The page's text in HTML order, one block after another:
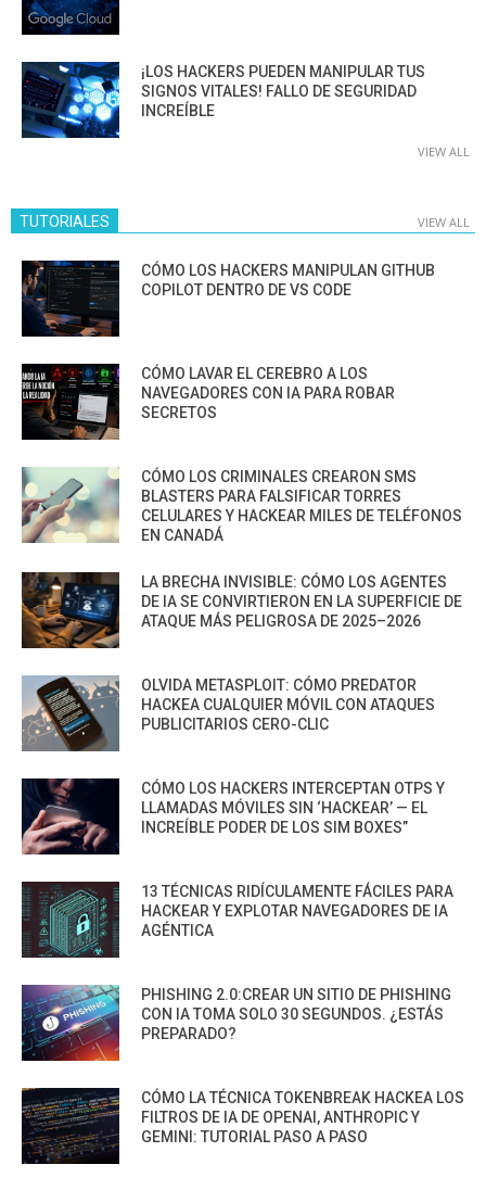
¡LOS HACKERS PUEDEN MANIPULAR TUS
SIGNOS VITALES! FALLO DE SEGURIDAD
INCREÍBLE
VIEW ALL
TUTORIALES VIEW ALL
CÓMO LOS HACKERS MANIPULAN GITHUB
COPILOT DENTRO DE VS CODE
CÓMO LAVAR EL CEREBRO A LOS
NAVEGADORES CON IA PARA ROBAR
SECRETOS
CÓMO LOS CRIMINALES CREARON SMS
BLASTERS PARA FALSIFICAR TORRES
CELULARES Y HACKEAR MILES DE TELÉFONOS
EN CANADÁ
LA BRECHA INVISIBLE: CÓMO LOS AGENTES
DE IA SE CONVIRTIERON EN LA SUPERFICIE DE
ATAQUE MÁS PELIGROSA DE 2025–2026
OLVIDA METASPLOIT: CÓMO PREDATOR
HACKEA CUALQUIER MÓVIL CON ATAQUES
PUBLICITARIOS CERO-CLIC
CÓMO LOS HACKERS INTERCEPTAN OTPS Y
LLAMADAS MÓVILES SIN ‘HACKEAR’ — EL
INCREÍBLE PODER DE LOS SIM BOXES”
13 TÉCNICAS RIDÍCULAMENTE FÁCILES PARA
HACKEAR Y EXPLOTAR NAVEGADORES DE IA
AGÉNTICA
PHISHING 2.0:CREAR UN SITIO DE PHISHING
CON IA TOMA SOLO 30 SEGUNDOS. ¿ESTÁS
PREPARADO?
CÓMO LA TÉCNICA TOKENBREAK HACKEA LOS
FILTROS DE IA DE OPENAI, ANTHROPIC Y
GEMINI: TUTORIAL PASO A PASO